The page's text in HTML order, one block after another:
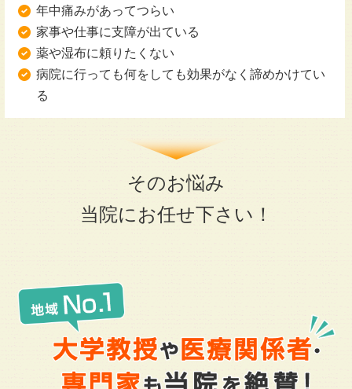
年中痛みがあってつらい
家事や仕事に支障が出ている
薬や湿布に頼りたくない
病院に行っても何をしても効果がなく諦めかけてい
る
そのお悩み
当院にお任せ下さい！